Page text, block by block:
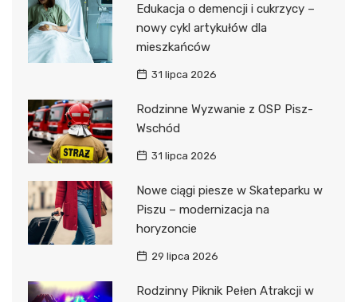
Edukacja o demencji i cukrzycy –
nowy cykl artykułów dla
mieszkańców
31 lipca 2026
Rodzinne Wyzwanie z OSP Pisz-
Wschód
31 lipca 2026
Nowe ciągi piesze w Skateparku w
Piszu – modernizacja na
horyzoncie
29 lipca 2026
Rodzinny Piknik Pełen Atrakcji w